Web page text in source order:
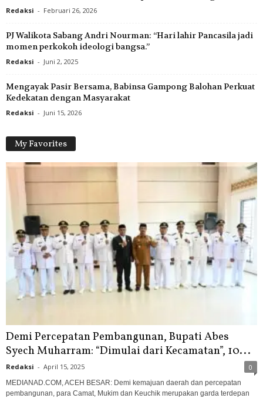
Redaksi - Februari 26, 2026
PJ Walikota Sabang Andri Nourman: “Hari lahir Pancasila jadi
momen perkokoh ideologi bangsa.”
Redaksi - Juni 2, 2025
Mengayak Pasir Bersama, Babinsa Gampong Balohan Perkuat
Kedekatan dengan Masyarakat
Redaksi - Juni 15, 2026
My Favorites
Demi Percepatan Pembangunan, Bupati Abes
Syech Muharram: “Dimulai dari Kecamatan”, 10...
Redaksi - April 15, 2025 0
MEDIANAD.COM, ACEH BESAR: Demi kemajuan daerah dan percepatan
pembangunan, para Camat, Mukim dan Keuchik merupakan garda terdepan